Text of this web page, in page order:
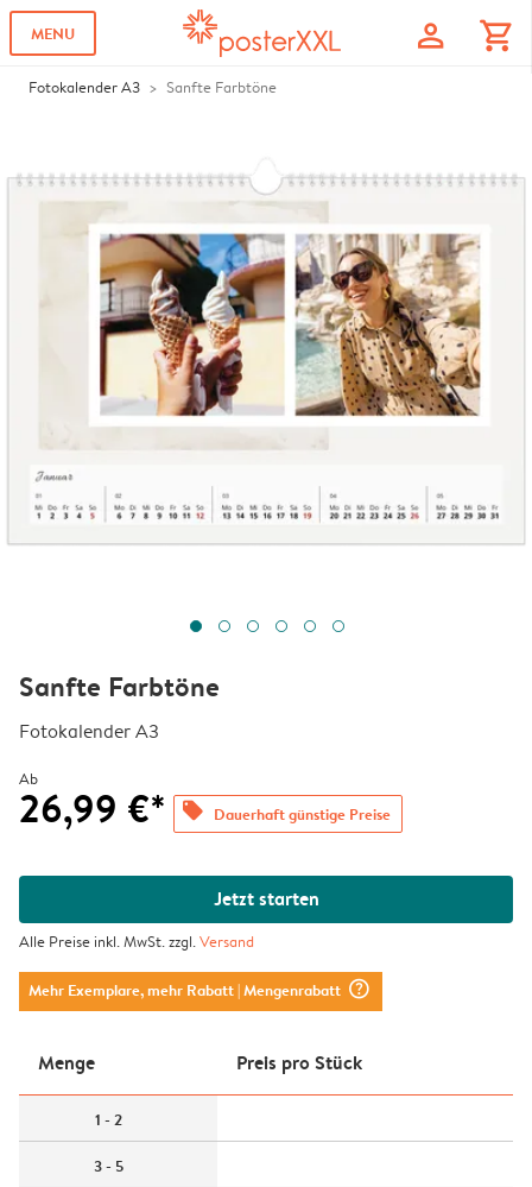
MENU profile shopping_cart
Fotokalender A3 Sanfte Farbtöne
Sanfte Farbtöne
Fotokalender A3
Ab
26,99 €* offers Dauerhaft günstige Preise
Jetzt starten
Alle Preise inkl. MwSt. zzgl.Versand
Mehr Exemplare, mehr Rabatt| Mengenrabatt question_mark_circle
Menge Preis pro Stück
1 - 2
3 - 5